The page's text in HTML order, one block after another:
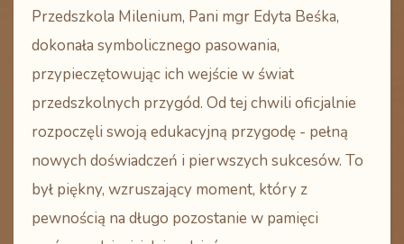
Przedszkola Milenium, Pani mgr Edyta Beśka,
dokonała symbolicznego pasowania,
przypieczętowując ich wejście w świat
przedszkolnych przygód. Od tej chwili oficjalnie
rozpoczęli swoją edukacyjną przygodę - pełną
nowych doświadczeń i pierwszych sukcesów. To
był piękny, wzruszający moment, który z
pewnością na długo pozostanie w pamięci